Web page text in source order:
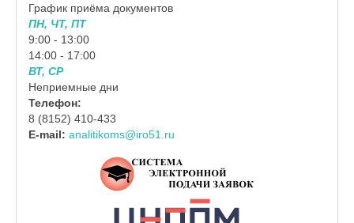
График приёма документов
ПН, ЧТ, ПТ
9:00 - 13:00
14:00 - 17:00
ВТ, СР
Неприемные дни
Телефон:
8 (8152) 410-433
E-mail: analitikoms@iro51.ru